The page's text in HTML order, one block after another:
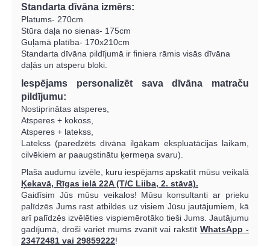
Standarta dīvāna izmērs:
Platums- 270cm
Stūra daļa no sienas- 175cm
Guļamā platība- 170x210cm
Standarta dīvāna pildījumā ir finiera rāmis visās dīvāna
daļās un atsperu bloki.
Iespējams personalizēt sava dīvāna matraču
pildījumu:
Nostiprinātas atsperes,
Atsperes + kokoss,
Atsperes + latekss,
Latekss (paredzēts dīvāna ilgākam ekspluatācijas laikam,
cilvēkiem ar paaugstinātu ķermeņa svaru).
Plaša audumu izvēle, kuru iespējams apskatīt mūsu veikalā
Ķekavā, Rīgas ielā 22A (T/C Liiba, 2. stāvā).
Gaidīsim Jūs mūsu veikalos! Mūsu konsultanti ar prieku
palīdzēs Jums rast atbildes uz visiem Jūsu jautājumiem, kā
arī palīdzēs izvēlēties vispiemērotāko tieši Jums. Jautājumu
gadījumā, droši variet mums zvanīt vai rakstītWhatsApp -
23472481 vai 29859222!